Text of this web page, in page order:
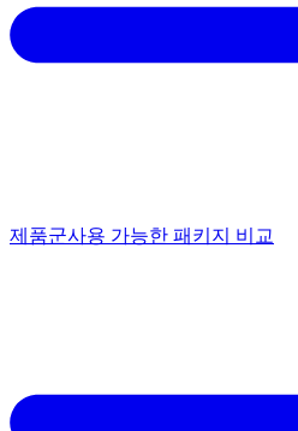
제품군사용 가능한 패키지 비교